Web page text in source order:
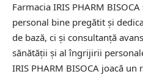
Farmacia IRIS PHARM
personal bine pregătit și
de bază, ci și consultanță
sănătății și al îngrijirii
IRIS PHARM BISOCA joacă